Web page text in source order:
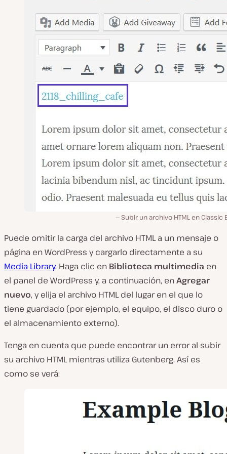
Subir un archivo HTML en Classic
Puede omitir la carga del archivo HTML a un mensaje o
página en WordPress y cargarlo directamente a su
Media Library. Haga clic en Biblioteca multimedia en
el panel de WordPress y, a continuación, enAgregar
nuevo, y elija el archivo HTML del lugar en el que lo
tiene guardado (por ejemplo, el equipo, el disco duro o
el almacenamiento externo).
Tenga en cuenta que puede encontrar un error al subir
su archivo HTML mientras utiliza Gutenberg. Así es
como se verá: